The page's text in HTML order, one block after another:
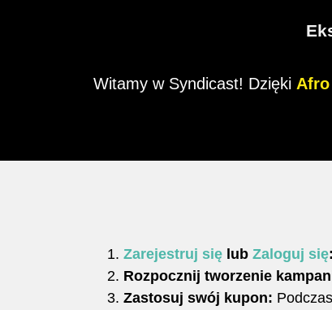
Witamy w Syndicast! Dzięki
Zarejestruj się lub Zaloguj się:
Rozpocznij tworzenie
Zastosuj swój kupon: